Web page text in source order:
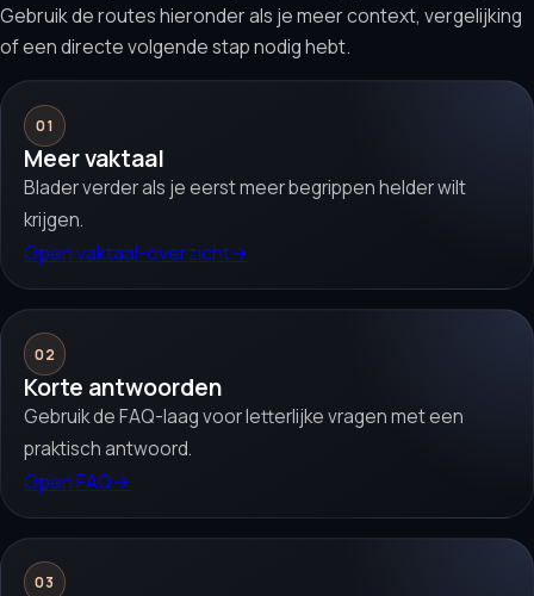
Gebruik de routes hieronder als je meer context, vergelijking
of een directe volgende stap nodig hebt.
01
Meer vaktaal
Blader verder als je eerst meer begrippen helder wilt
krijgen.
Open vaktaal-overzicht→
02
Korte antwoorden
Gebruik de FAQ-laag voor letterlijke vragen met een
praktisch antwoord.
Open FAQ→
03